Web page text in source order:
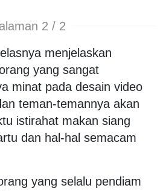
2 / 2
menjelaskan
yang sangat
minat pada desain video
teman-temannya akan
istirahat makan siang
dan hal-hal semacam
yang selalu pendiam